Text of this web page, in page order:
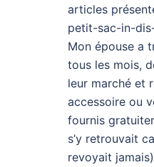
articles
petit-sac-in-
Mon épouse a
tous les mois,
leur marché et
accessoire ou
fournis
s’y retrouvait
revoyait